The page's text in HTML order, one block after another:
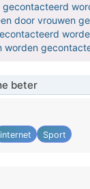
gecontacteerd
door vrouwen
worden
beter
internet Sport